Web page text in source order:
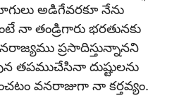
అడిగేవరకూ నేను
నా తండ్రిగారు భరతునకు
ప్రసాదిస్తున్నానని
తపముచేసినా దుష్టులను
వనరాజుగా నా కర్తవ్యం.